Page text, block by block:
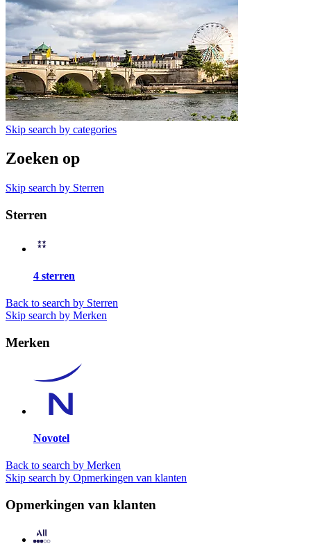
Skip search by categories
Zoeken op
Skip search by Sterren
Sterren
4 sterren
Back to search by Sterren
Skip search by Merken
Merken
Novotel
Back to search by Merken
Skip search by Opmerkingen van klanten
Opmerkingen van klanten